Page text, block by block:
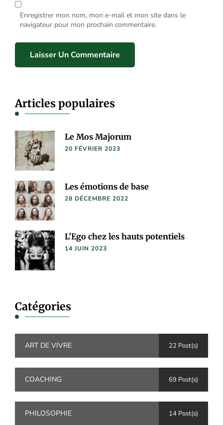
Enregistrer mon nom, mon e-mail et mon site dans le
navigateur pour mon prochain commentaire.
Articles populaires
Le Mos Majorum
20 FÉVRIER 2023
Les émotions de base
28 DÉCEMBRE 2022
L’Ego chez les hauts potentiels
14 JUIN 2023
Catégories
ART DE VIVRE 22 Post(s)
COACHING 69 Post(s)
PHILOSOPHIE 14 Post(s)